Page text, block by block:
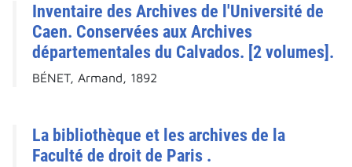
Inventaire des Archives de l'Université de
Caen. Conservées aux Archives
départementales du Calvados. [2 volumes].
BÉNET, Armand, 1892
La bibliothèque et les archives de la
Faculté de droit de Paris .